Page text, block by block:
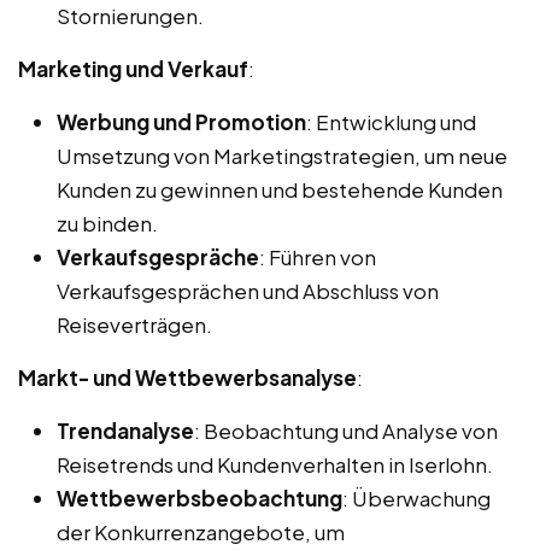
Stornierungen.
Marketing und Verkauf:
Werbung und Promotion: Entwicklung und
Umsetzung von Marketingstrategien, um neue
Kunden zu gewinnen und bestehende Kunden
zu binden.
Verkaufsgespräche: Führen von
Verkaufsgesprächen und Abschluss von
Reiseverträgen.
Markt- und Wettbewerbsanalyse:
Trendanalyse: Beobachtung und Analyse von
Reisetrends und Kundenverhalten in Iserlohn.
Wettbewerbsbeobachtung: Überwachung
der Konkurrenzangebote, um